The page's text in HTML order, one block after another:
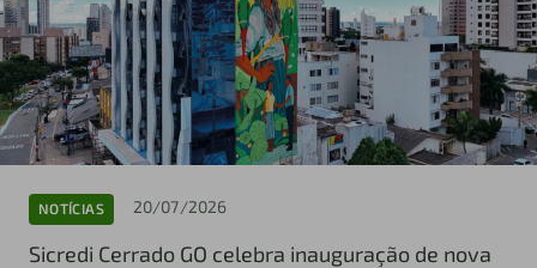
NOTÍCIAS 20/07/2026
Sicredi Cerrado GO celebra inauguração de nova